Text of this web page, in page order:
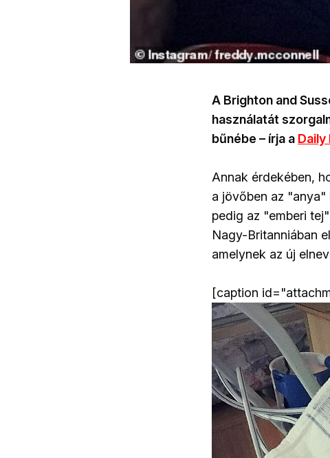
A Brighton and
használatát
bűnébe – írja a Daily
Annak érdekében,
a jövőben az
pedig az "emberi
Nagy-Britanniában
amelynek az új
[caption